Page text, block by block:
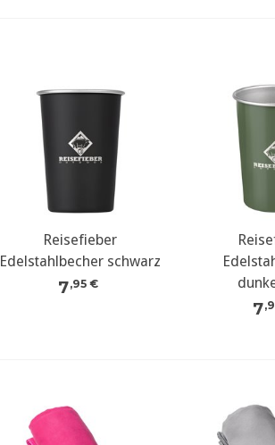
Reisefieber
Edelstahlbecher schwarz
7,95 €
7